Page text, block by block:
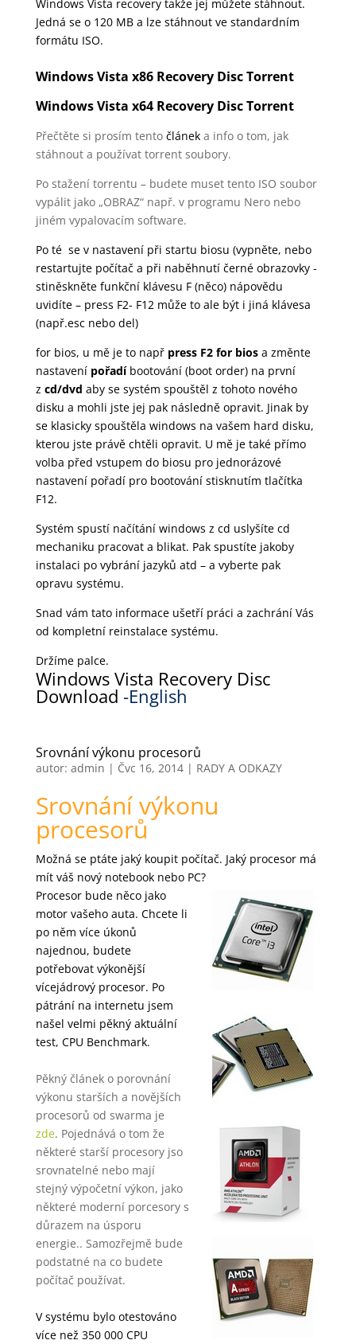
Windows Vista recovery takže jej můžete stáhnout.
Jedná se o 120 MB a lze stáhnout ve standardním
formátu ISO.
Windows Vista x86 Recovery Disc Torrent
Windows Vista x64 Recovery Disc Torrent
Přečtěte si prosím tento článeka info o tom, jak
stáhnout a používat torrent soubory.
Po stažení torrentu – budete muset tento ISO soubor
vypálit jako „OBRAZ“ např. v programu Nero nebo
jiném vypalovacím software.
Po té se v nastavení při startu biosu (vypněte, nebo
restartujte počítač a při naběhnutí černé obrazovky -
stiněskněte funkční klávesu F (něco) nápovědu
uvidíte – press F2- F12 může to ale být i jiná klávesa
(např.esc nebo del)
for bios, u mě je to např press F2 for biosa změnte
nastavení pořadíbootování (boot order) na první
z cd/dvd aby se systém spouštěl z tohoto nového
disku a mohli jste jej pak následně opravit. Jinak by
se klasicky spouštěla windows na vašem hard disku,
kterou jste právě chtěli opravit. U mě je také přímo
volba před vstupem do biosu pro jednorázové
nastavení pořadí pro bootování stisknutím tlačítka
F12.
Systém spustí načítání windows z cd uslyšíte cd
mechaniku pracovat a blikat. Pak spustíte jakoby
instalaci po vybrání jazyků atd – a vyberte pak
opravu systému.
Snad vám tato informace ušetří práci a zachrání Vás
od kompletní reinstalace systému.
Držíme palce.
Windows Vista Recovery Disc
Download -English
Srovnání výkonu procesorů
autor: admin | Čvc 16, 2014| RADY A ODKAZY
Srovnání výkonu
procesorů
Možná se ptáte jaký koupit počítač. Jaký procesor má
mít váš nový notebook nebo PC?
Procesor bude něco jako
motor vašeho auta. Chcete li
po něm více úkonů
najednou, budete
potřebovat výkonější
vícejádrový procesor. Po
pátrání na internetu jsem
našel velmi pěkný aktuální
test, CPU Benchmark.
Pěkný článek o porovnání
výkonu starších a novějších
procesorů od swarma je
zde. Pojednává o tom že
některé starší procesory jso
srovnatelné nebo mají
stejný výpočetní výkon, jako
některé moderní porcesory s
důrazem na úsporu
energie.. Samozřejmě bude
podstatné na co budete
počítač používat.
V systému bylo otestováno
více než 350 000 CPU